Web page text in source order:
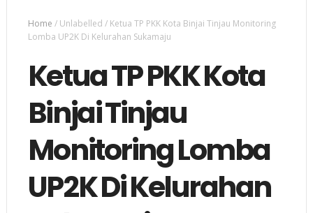
Home /Unlabelled / Ketua TP PKK Kota Binjai Tinjau Monitoring
Lomba UP2K Di Kelurahan Sukamaju
Ketua TP PKK Kota
Binjai Tinjau
Monitoring Lomba
UP2K Di Kelurahan